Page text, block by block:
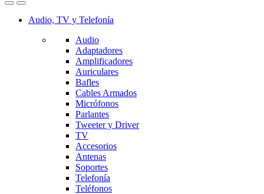
Audio, TV y Telefonía
Audio
Adaptadores
Amplificadores
Auriculares
Bafles
Cables Armados
Micrófonos
Parlantes
Tweeter y Driver
TV
Accesorios
Antenas
Soportes
Telefonía
Teléfonos